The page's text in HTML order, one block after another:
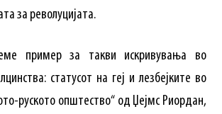
за револуцијата.
пример за такви искривувања во
статусот на геј и лезбејките во
руското општество“ од Џејмс Риордан,